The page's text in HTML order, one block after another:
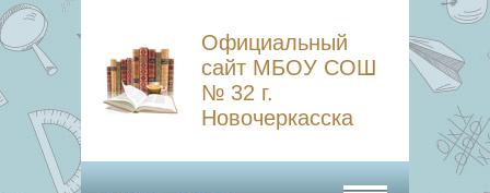
Официальный
сайт МБОУ СОШ
№ 32 г.
Новочеркасска